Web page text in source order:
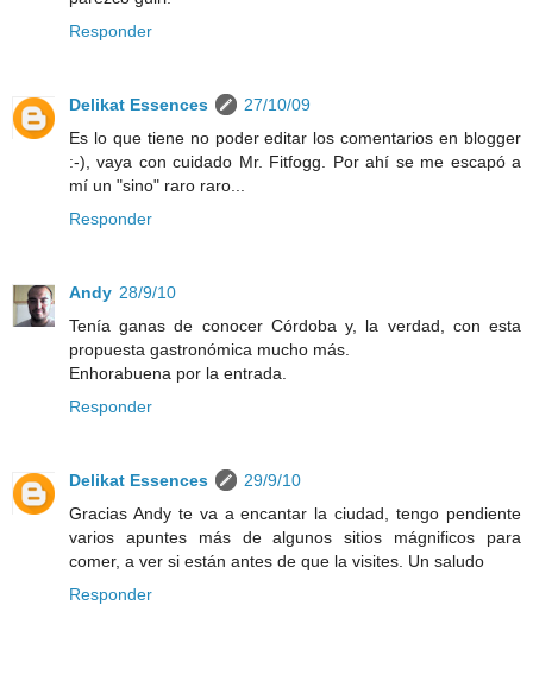
Responder
Delikat Essences
27/10/09
Es lo que tiene no poder editar los comentarios en blogger
:-), vaya con cuidado Mr. Fitfogg. Por ahí se me escapó a
mí un "sino" raro raro...
Responder
Andy 28/9/10
Tenía ganas de conocer Córdoba y, la verdad, con esta
propuesta gastronómica mucho más.
Enhorabuena por la entrada.
Responder
Delikat Essences
29/9/10
Gracias Andy te va a encantar la ciudad, tengo pendiente
varios apuntes más de algunos sitios mágnificos para
comer, a ver si están antes de que la visites. Un saludo
Responder